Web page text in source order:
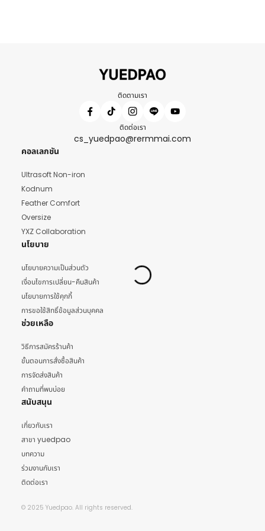
ติดตามเรา
ติดต่อเรา
cs_yuedpao@rermmai.com
คอลเลกชัน
Ultrasoft Non-iron
Kodnum
Feather Comfort
Oversize
YXZ Collaboration
นโยบาย
นโยบายความเป็นส่วนตัว
เงื่อนไขการเปลี่ยน-คืนสินค้า
นโยบายการใช้คุกกี้
การขอใช้สิทธิ์ข้อมูลส่วนบุคคล
ช่วยเหลือ
วิธีการสมัครร้านค้า
ขั้นตอนการสั่งซื้อสินค้า
การจัดส่งสินค้า
คำถามที่พบบ่อย
สนับสนุน
เกี่ยวกับเรา
สาขา yuedpao
บทความ
ร่วมงานกับเรา
ติดต่อเรา
© 2025 Yuedpao. All rights reserved.